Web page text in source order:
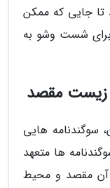
جایی که ممکن
شست وشو به
زیست مقصد
سوگندنامه هایی
ها متعهد
آن مقصد و محیط